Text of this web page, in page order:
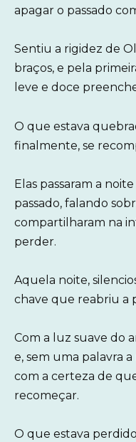
apagar o passado
Sentiu a rigidez de
braços, e pela
leve e doce
O que estava
finalmente, se
Elas passaram a
passado, falando
compartilharam na
perder.
Aquela noite,
chave que reabriu a
Com a luz suave do
e, sem uma palavra
com a certeza de
recomeçar.
O que estava